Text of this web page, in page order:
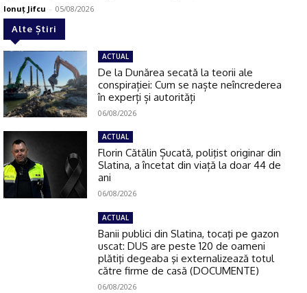
Ionuţ Jifcu - 05/08/2026
Alte Știri
ACTUAL
De la Dunărea secată la teorii ale
conspirației: Cum se naște neîncrederea
în experți și autorități
06/08/2026
ACTUAL
Florin Cătălin Șucată, poliţist originar din
Slatina, a încetat din viață la doar 44 de
ani
06/08/2026
ACTUAL
Banii publici din Slatina, tocaţi pe gazon
uscat: DUS are peste 120 de oameni
plătiţi degeaba şi externalizează totul
către firme de casă (DOCUMENTE)
06/08/2026